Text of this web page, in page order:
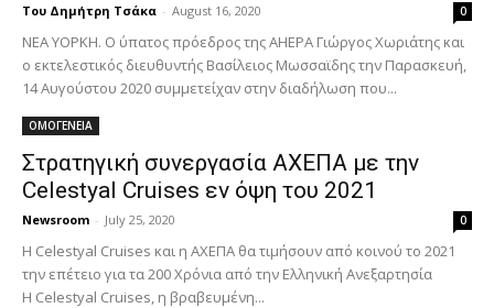
Του Δημήτρη Τσάκα - August 16, 2020 0
ΝΕΑ ΥΟΡΚΗ. Ο ύπατος πρόεδρος της AHEPA Γιώργος Χωριάτης και
ο εκτελεστικός διευθυντής Βασίλειος Μωσσαϊδης την Παρασκευή,
14 Αυγούστου 2020 συμμετείχαν στην διαδήλωση που...
ΟΜΟΓΕΝΕΙΑ
Στρατηγική συνεργασία AXEΠΑ με την
Celestyal Cruises εν όψη του 2021
Newsroom - July 25, 2020 0
Η Celestyal Cruises και η AXEΠΑ θα τιμήσουν από κοινού το 2021
την επέτειο για τα 200 Χρόνια από την Ελληνική Ανεξαρτησία
Η Celestyal Cruises, η βραβευμένη...